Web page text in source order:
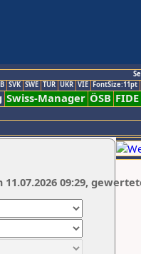
SVK SWE TUR UKR VIE FontSize:11pt
Swiss-Manager ÖSB FIDE
09:29,